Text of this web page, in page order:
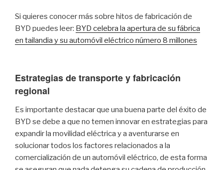
Si quieres conocer más sobre hitos de fabricación de
BYD puedes leer: BYD celebra la apertura de su fábrica
en tailandia y su automóvil eléctrico número 8 millones
Estrategias de transporte y fabricación
regional
Es importante destacar que una buena parte del éxito de
BYD se debe a que no temen innovar en estrategias para
expandir la movilidad eléctrica y a aventurarse en
solucionar todos los factores relacionados a la
comercialización de un automóvil eléctrico, de esta forma